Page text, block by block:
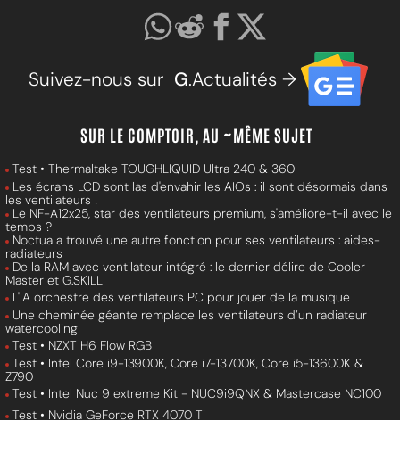
Suivez-nous sur G.Actualités →
SUR LE COMPTOIR, AU ~MÊME SUJET
Test • Thermaltake TOUGHLIQUID Ultra 240 & 360
Les écrans LCD sont las d'envahir les AIOs : il sont désormais dans
les ventilateurs !
Le NF-A12x25, star des ventilateurs premium, s'améliore-t-il avec le
temps ?
Noctua a trouvé une autre fonction pour ses ventilateurs : aides-
radiateurs
De la RAM avec ventilateur intégré : le dernier délire de Cooler
Master et G.SKILL
L'IA orchestre des ventilateurs PC pour jouer de la musique
Une cheminée géante remplace les ventilateurs d’un radiateur
watercooling
Test • NZXT H6 Flow RGB
Test • Intel Core i9-13900K, Core i7-13700K, Core i5-13600K &
Z790
Test • Intel Nuc 9 extreme Kit - NUC9i9QNX & Mastercase NC100
Test • Nvidia GeForce RTX 4070 Ti